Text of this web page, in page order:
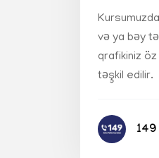
və ya bəy
qrafikiniz öz
təşkil edilir.